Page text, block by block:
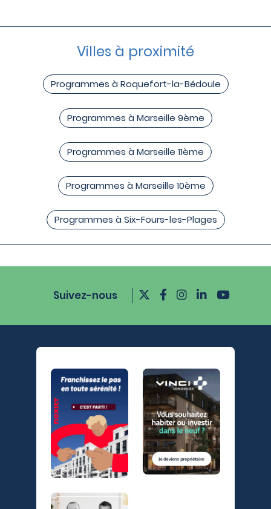
Villes à proximité
Programmes à Roquefort-la-Bédoule
Programmes à Marseille 9ème
Programmes à Marseille 11ème
Programmes à Marseille 10ème
Programmes à Six-Fours-les-Plages
Suivez-nous